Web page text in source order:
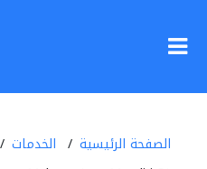
الصفحة الرئيسية الخدمات